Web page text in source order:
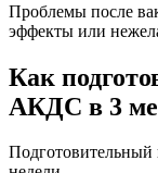
Проблемы после
эффекты или
Как
АКДС в 3